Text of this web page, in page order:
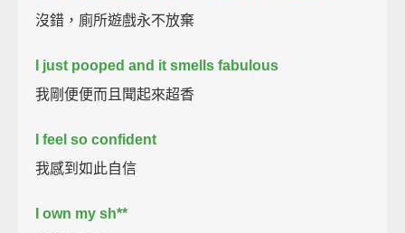
沒錯，廁所遊戲永不放棄
I just pooped and it smells fabulous
我剛便便而且聞起來超香
I feel so confident
我感到如此自信
I own my sh**